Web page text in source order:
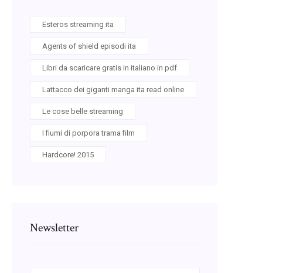
Esteros streaming ita
Agents of shield episodi ita
Libri da scaricare gratis in italiano in pdf
Lattacco dei giganti manga ita read online
Le cose belle streaming
I fiumi di porpora trama film
Hardcore! 2015
Newsletter